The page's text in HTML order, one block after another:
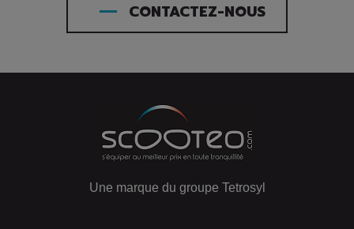
CONTACTEZ-NOUS
Une marque du groupe Tetrosyl